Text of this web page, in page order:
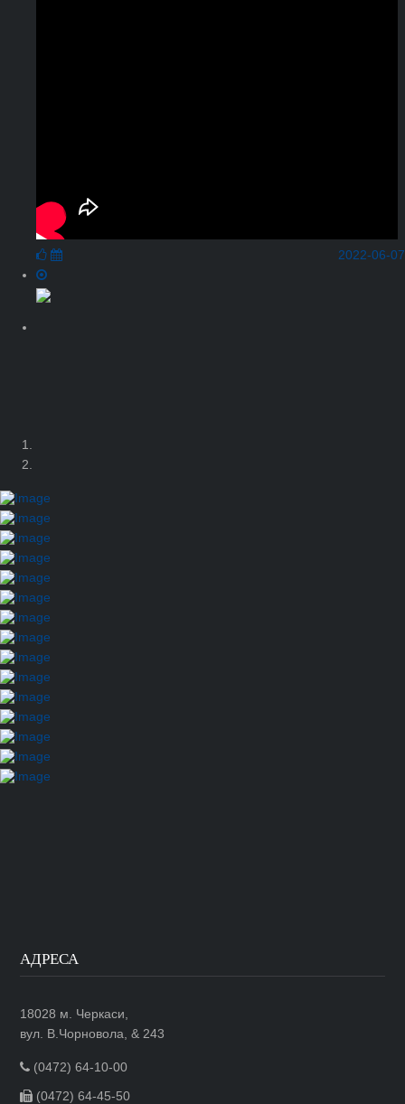
2022-06-07
АДРЕСА
18028 м. Черкаси,
вул. В.Чорновола, & 243
(0472) 64-10-00
(0472) 64-45-50